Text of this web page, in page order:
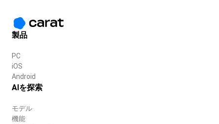
製品
PC
iOS
Android
AIを探索
モデル
機能